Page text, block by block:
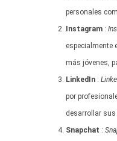
personales
Instagram :
especialmente
más jóvenes,
LinkedIn :
por
desarrollar sus
Snapchat :